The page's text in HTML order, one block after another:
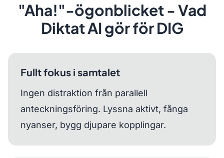
"Aha!"-ögonblicket - Vad
Diktat AI gör för DIG
Fullt fokus i samtalet
Ingen distraktion från parallell
anteckningsföring. Lyssna aktivt, fånga
nyanser, bygg djupare kopplingar.